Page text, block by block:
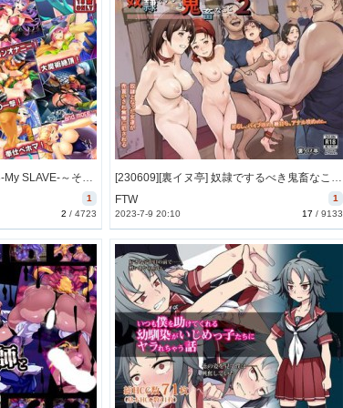
[080222][UNIQUE Cz] D●3-My SLAVE-～それを伝説と言わずして～ [36M] [RJ037691]
1
2 /4723
[230609][裏イヌ亭] 奴隷でするべき鬼畜なこと2 [67M] [RJ01057269]
1
FTW
17 /9133
2023-7-9 20:10